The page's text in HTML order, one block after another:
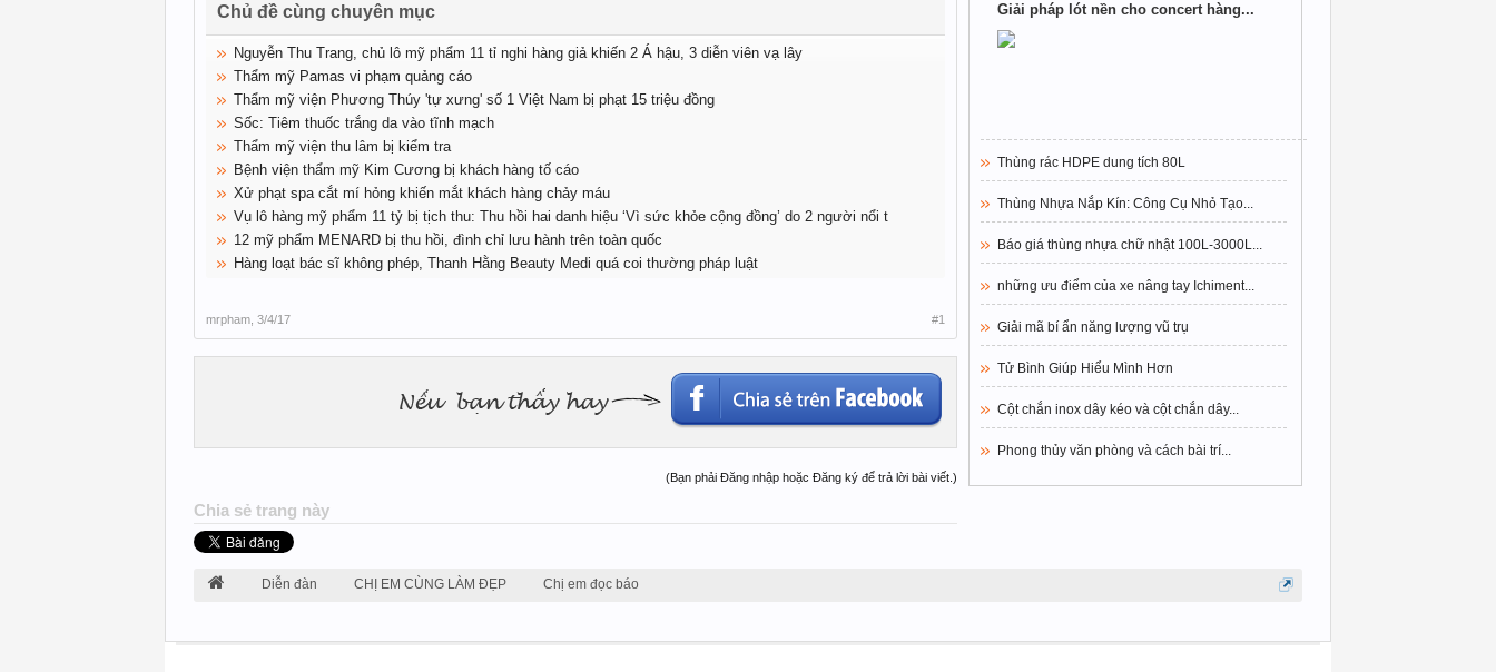
Chủ đề cùng chuyên mục
Nguyễn Thu Trang, chủ lô mỹ phẩm 11 tỉ nghi hàng giả khiến 2 Á hậu, 3 diễn viên vạ lây
Thẩm mỹ Pamas vi phạm quảng cáo
Thẩm mỹ viện Phương Thúy 'tự xưng' số 1 Việt Nam bị phạt 15 triệu đồng
Sốc: Tiêm thuốc trắng da vào tĩnh mạch
Thẩm mỹ viện thu lâm bị kiểm tra
Bệnh viện thẩm mỹ Kim Cương bị khách hàng tố cáo
Xử phạt spa cắt mí hỏng khiến mắt khách hàng chảy máu
Vụ lô hàng mỹ phẩm 11 tỷ bị tịch thu: Thu hồi hai danh hiệu ‘Vì sức khỏe cộng đồng’ do 2 người nổi t
12 mỹ phẩm MENARD bị thu hồi, đình chỉ lưu hành trên toàn quốc
Hàng loạt bác sĩ không phép, Thanh Hằng Beauty Medi quá coi thường pháp luật
mrpham 3/4/17 #1
(Bạn phải Đăng nhập hoặc Đăng ký để trả lời bài viết.)
Chia sẻ trang này
Giải pháp lót nền cho concert hàng...
Thùng rác HDPE dung tích 80L
Thùng Nhựa Nắp Kín: Công Cụ Nhỏ Tạo...
Báo giá thùng nhựa chữ nhật 100L-3000L...
những ưu điểm của xe nâng tay Ichiment...
Giải mã bí ẩn năng lượng vũ trụ
Tử Bình Giúp Hiểu Mình Hơn
Cột chắn inox dây kéo và cột chắn dây...
Phong thủy văn phòng và cách bài trí...
Diễn đàn CHỊ EM CÙNG LÀM ĐẸP Chị em đọc báo